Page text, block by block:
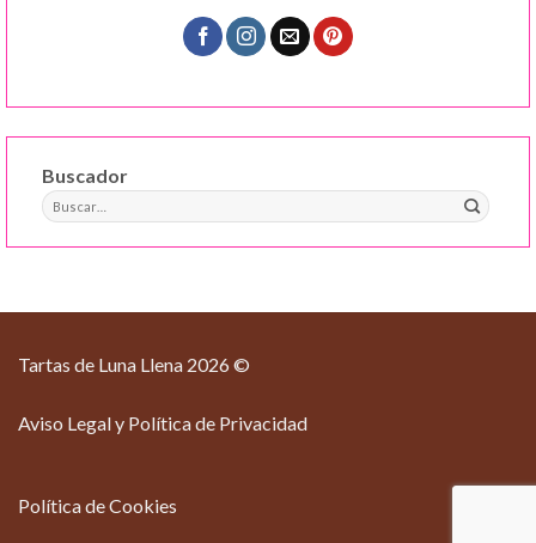
Buscador
Buscar
por:
Tartas de Luna Llena 2026 ©
Aviso Legal y Política de Privacidad
Política de Cookies